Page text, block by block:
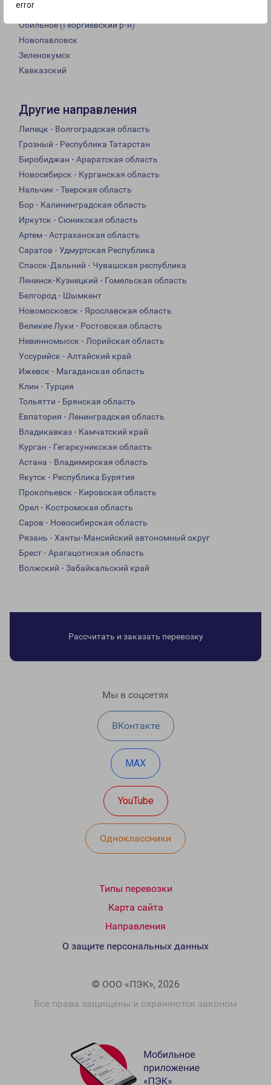
error
Старопавловская
Обильное (Георгиевский р-н)
Новопавловск
Зеленокумск
Кавказский
Другие направления
Липецк - Волгоградская область
Грозный - Республика Татарстан
Биробиджан - Араратская область
Новосибирск - Курганская область
Нальчик - Тверская область
Бор - Калининградская область
Иркутск - Сюникская область
Артем - Астраханская область
Саратов - Удмуртская Республика
Спасск-Дальний - Чувашская республика
Ленинск-Кузнецкий - Гомельская область
Белгород - Шымкент
Новомосковск - Ярославская область
Великие Луки - Ростовская область
Невинномысск - Лорийская область
Уссурийск - Алтайский край
Ижевск - Магаданская область
Клин - Турция
Тольятти - Брянская область
Евпатория - Ленинградская область
Владикавказ - Камчатский край
Курган - Гегаркуникская область
Астана - Владимирская область
Якутск - Республика Бурятия
Прокопьевск - Кировская область
Орел - Костромская область
Саров - Новосибирская область
Рязань - Ханты-Мансийский автономный округ
Брест - Арагацотнская область
Волжский - Забайкальский край
Рассчитать и заказать перевозку
Мы в соцсетях
ВКонтакте
MAX
YouTube
Одноклассники
Типы перевозки
Карта сайта
Направления
© ООО «ПЭК», 2026
Все права защищены и охраняются законом
О защите персональных данных